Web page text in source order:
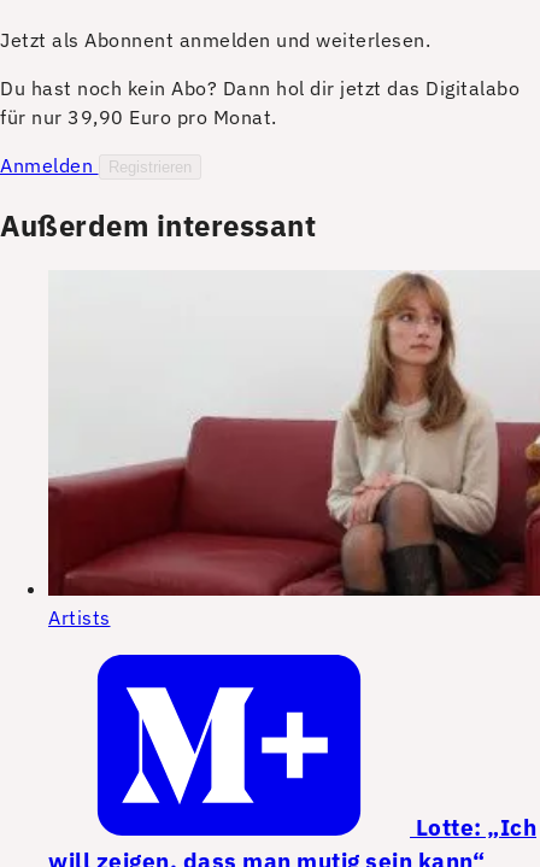
Jetzt als Abonnent anmelden und weiterlesen.
Du hast noch kein Abo? Dann hol dir jetzt das Digitalabo
für nur 39,90 Euro pro Monat.
Anmelden
Registrieren
Außerdem interessant
Artists
Lotte: „Ich
will zeigen, dass man mutig sein kann“